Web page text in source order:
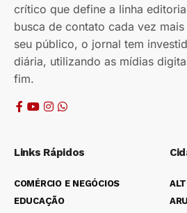
crítico que define a linha
busca de contato cada vez
seu público, o jornal tem
diária, utilizando as mídias
fim.
Links Rápidos
COMÉRCIO E NEGÓCIOS
EDUCAÇÃO